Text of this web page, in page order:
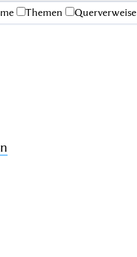
Themen Querverweise